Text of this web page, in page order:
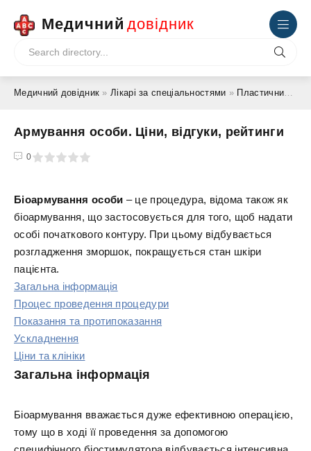
Медичний довідник
Медичний довідник »Лікарі за спеціальностями » Пластичний хірург
Армування особи. Ціни, відгуки, рейтинги
0
5
Біоармування особи – це процедура, відома також як
біоармування, що застосовується для того, щоб надати
особі початкового контуру. При цьому відбувається
розгладження зморшок, покращується стан шкіри
пацієнта.
Загальна інформація
Процес проведення процедури
Показання та протипоказання
Ускладнення
Ціни та клініки
Загальна інформація
Біоармування вважається дуже ефективною операцією,
тому що в ході її проведення за допомогою